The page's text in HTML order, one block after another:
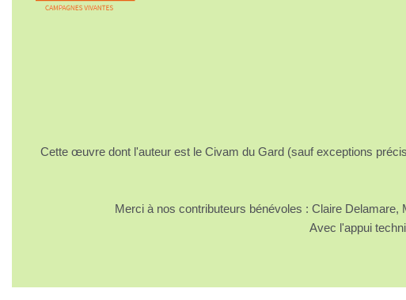
Cette œuvre dont l'auteur est le Civam du Gard (sauf exceptions
Merci à nos contributeurs bénévoles : Claire
Avec l'appui